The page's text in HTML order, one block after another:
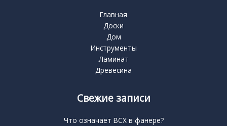
Главная
Доски
Дом
Инструменты
Ламинат
Древесина
Свежие записи
Что означает BCX в фанере?